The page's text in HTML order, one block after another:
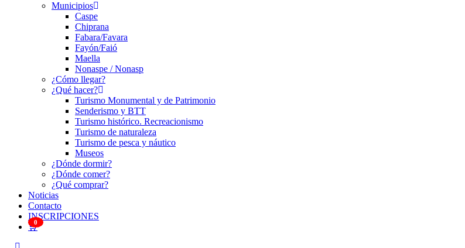
Municipios
Caspe
Chiprana
Fabara/Favara
Fayón/Faió
Maella
Nonaspe / Nonasp
¿Cómo llegar?
¿Qué hacer?
Turismo Monumental y de Patrimonio
Senderismo y BTT
Turismo histórico. Recreacionismo
Turismo de naturaleza
Turismo de pesca y náutico
Museos
¿Dónde dormir?
¿Dónde comer?
¿Qué comprar?
Noticias
Contacto
INSCRIPCIONES
🛒
0